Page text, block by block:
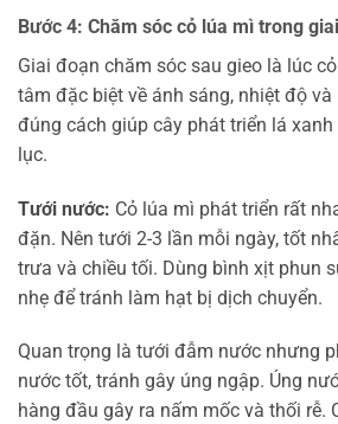
Bước 4: Chăm sóc cỏ lúa mì trong
Giai đoạn chăm sóc sau gieo là lúc
tâm đặc biệt về ánh sáng, nhiệt độ
đúng cách giúp cây phát triển lá
lục.
Tưới nước: Cỏ lúa mì phát triển rất
đặn. Nên tưới 2-3 lần mỗi ngày, tốt
trưa và chiều tối. Dùng bình xịt phun
nhẹ để tránh làm hạt bị dịch chuyển.
Quan trọng là tưới đẫm nước nhưng
nước tốt, tránh gây úng ngập. Úng
hàng đầu gây ra nấm mốc và thối rễ.